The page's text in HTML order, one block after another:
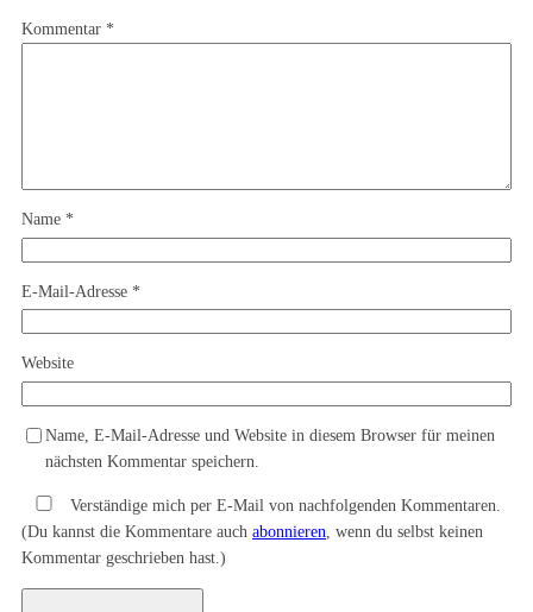
Kommentar *
Name *
E-Mail-Adresse *
Website
Name, E-Mail-Adresse und Website in diesem Browser für meinen
nächsten Kommentar speichern.
Verständige mich per E-Mail von nachfolgenden Kommentaren.
(Du kannst die Kommentare auch abonnieren , wenn du selbst keinen
Kommentar geschrieben hast.)